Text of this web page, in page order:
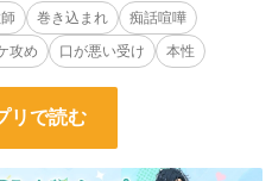
巻き込まれ
痴話喧嘩
攻め 口が悪い受け 本性
リで読む